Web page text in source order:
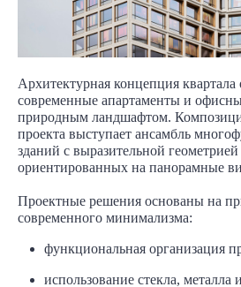
Архитектурная концепция
современные апартаменты и
природным ландшафтом.
проекта выступает ансамбль
зданий с выразительной геометрией
ориентированных на панорамные
Проектные решения основаны на
современного минимализма:
функциональная организация
использование стекла, металла